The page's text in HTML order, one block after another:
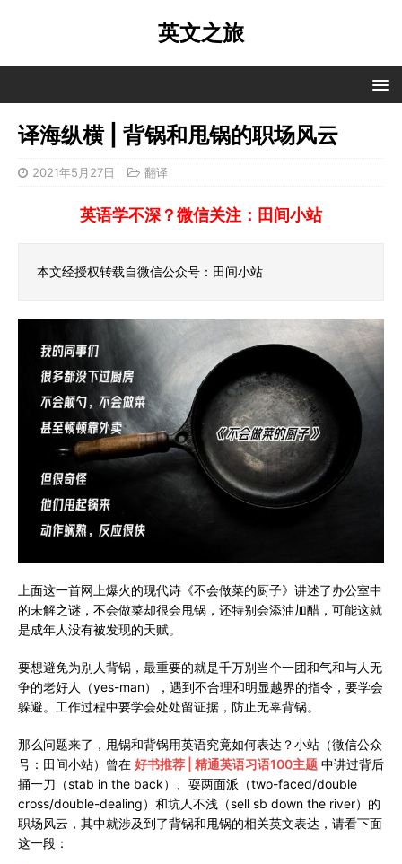
英文之旅
译海纵横 | 背锅和甩锅的职场风云
2021年5月27日 翻译
英语学不深？微信关注：田间小站
本文经授权转载自微信公众号：田间小站
上面这一首网上爆火的现代诗《不会做菜的厨子》讲述了办公室中
的未解之谜，不会做菜却很会甩锅，还特别会添油加醋，可能这就
是成年人没有被发现的天赋。
要想避免为别人背锅，最重要的就是千万别当个一团和气和与人无
争的老好人（yes-man），遇到不合理和明显越界的指令，要学会
躲避。工作过程中要学会处处留证据，防止无辜背锅。
那么问题来了，甩锅和背锅用英语究竟如何表达？小站（微信公众
号：田间小站）曾在 好书推荐 | 精通英语习语100主题 中讲过背后
捅一刀（stab in the back）、耍两面派（two-faced/double
cross/double-dealing）和坑人不浅（sell sb down the river）的
职场风云，其中就涉及到了背锅和甩锅的相关英文表达，请看下面
这一段：